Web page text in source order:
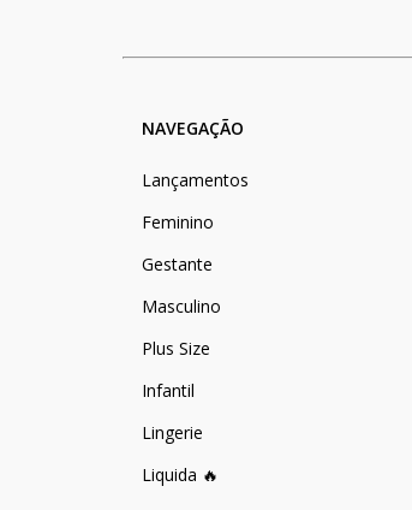
NAVEGAÇÃO
Lançamentos
Feminino
Gestante
Masculino
Plus Size
Infantil
Lingerie
Liquida 🔥